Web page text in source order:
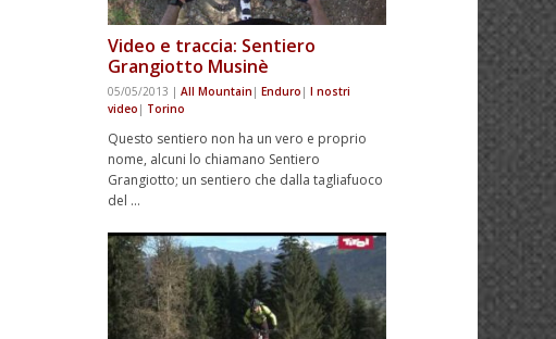
Video e traccia: Sentiero
Grangiotto Musinè
05/05/2013 | All Mountain | Enduro | I nostri
video | Torino
Questo sentiero non ha un vero e proprio
nome, alcuni lo chiamano Sentiero
Grangiotto; un sentiero che dalla tagliafuoco
del …